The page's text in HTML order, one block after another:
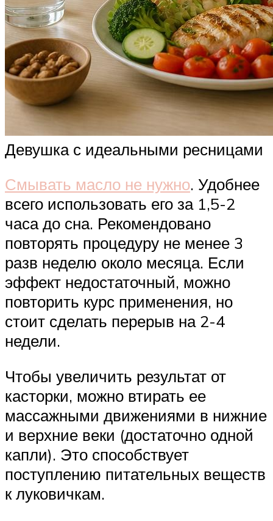
Девушка с идеальными ресницами
Смывать масло не нужно. Удобнее
всего использовать его за 1,5-2
часа до сна. Рекомендовано
повторять процедуру не менее 3
разв неделю около месяца. Если
эффект недостаточный, можно
повторить курс применения, но
стоит сделать перерыв на 2-4
недели.
Чтобы увеличить результат от
касторки, можно втирать ее
массажными движениями в нижние
и верхние веки (достаточно одной
капли). Это способствует
поступлению питательных веществ
к луковичкам.